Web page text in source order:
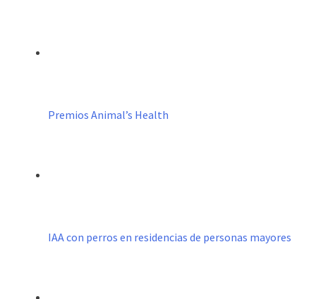
Premios Animal’s Health
IAA con perros en residencias de personas mayores